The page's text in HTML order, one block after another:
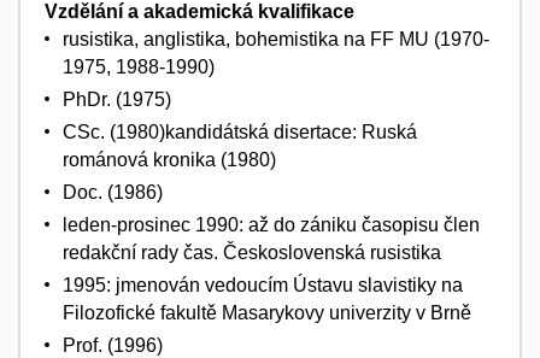
Vzdělání a akademická kvalifikace
rusistika, anglistika, bohemistika na FF MU (1970-
1975, 1988-1990)
PhDr. (1975)
CSc. (1980)kandidátská disertace: Ruská
románová kronika (1980)
Doc. (1986)
leden-prosinec 1990: až do zániku časopisu člen
redakční rady čas. Československá rusistika
1995: jmenován vedoucím Ústavu slavistiky na
Filozofické fakultě Masarykovy univerzity v Brně
Prof. (1996)